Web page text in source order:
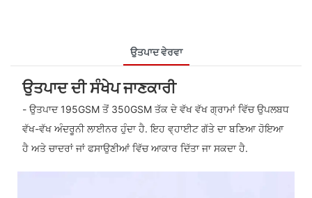
ਉਤਪਾਦ ਵੇਰਵਾ
ਉਤਪਾਦ ਦੀ ਸੰਖੇਪ ਜਾਣਕਾਰੀ
- ਉਤਪਾਦ 195GSM ਤੋਂ 350GSM ਤੱਕ ਦੇ ਵੱਖ ਵੱਖ ਗ੍ਰਾਮਾਂ ਵਿੱਚ ਉਪਲਬਧ
ਵੱਖ-ਵੱਖ ਅੰਦਰੂਨੀ ਲਾਈਨਰ ਹੁੰਦਾ ਹੈ. ਇਹ ਵ੍ਹਾਈਟ ਗੱਤੇ ਦਾ ਬਣਿਆ ਹੋਇਆ
ਹੈ ਅਤੇ ਚਾਦਰਾਂ ਜਾਂ ਫਸਾਉਣੀਆਂ ਵਿੱਚ ਆਕਾਰ ਦਿੱਤਾ ਜਾ ਸਕਦਾ ਹੈ.